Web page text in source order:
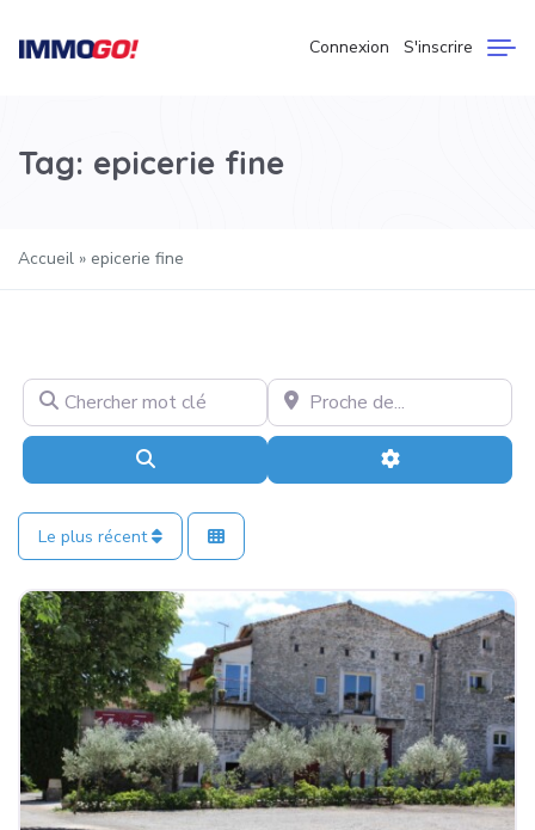
Connexion S'inscrire
Tag: epicerie fine
Accueil » epicerie fine
Chercher mot clé Proche de…
Recherche Advanced
Le plus récent